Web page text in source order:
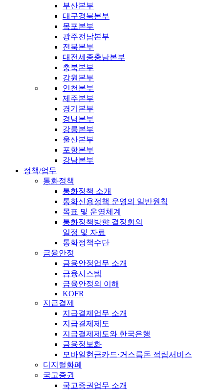
부산본부
대구경북본부
목포본부
광주전남본부
전북본부
대전세종충남본부
충북본부
강원본부
인천본부
제주본부
경기본부
경남본부
강릉본부
울산본부
포항본부
강남본부
정책/업무
통화정책
통화정책 소개
통화신용정책 운영의 일반원칙
목표 및 운영체계
통화정책방향 결정회의
일정 및 자료
통화정책수단
금융안정
금융안정업무 소개
금융시스템
금융안정의 이해
KOFR
지급결제
지급결제업무 소개
지급결제제도
지급결제제도와 한국은행
금융정보화
모바일현금카드·거스름돈 적립서비스
디지털화폐
국고증권
국고증권업무 소개